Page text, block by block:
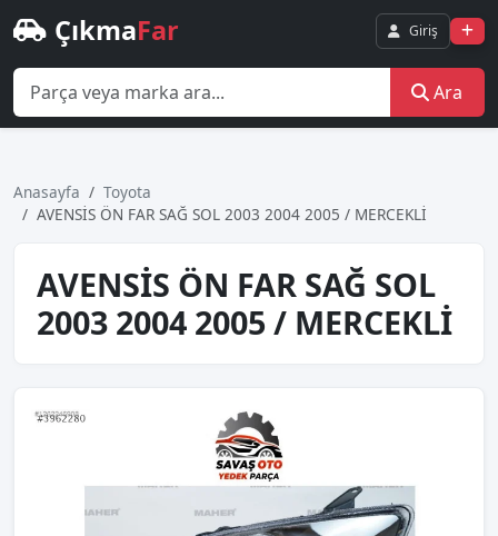
ÇıkmaFar Giriş
Ara
Anasayfa
Toyota
AVENSİS ÖN FAR SAĞ SOL 2003 2004 2005 / MERCEKLİ
AVENSİS ÖN FAR SAĞ SOL
2003 2004 2005 / MERCEKLİ